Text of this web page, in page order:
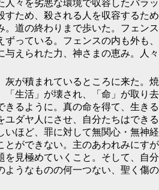
々を劣悪な環境で収容したバラ
すため、殺される人を収容するた
。道の終わりまで歩いた。フェン
ずっている。フェンスの内も外も
えられた力、神さまの恵み。人
灰が積まれているところに来た。
「生活」が壊され、「命」が取
るように。真の命を得て、生きる
ユダヤ人にさせ、自分たちはでき
いほど、罪に対して無関心・無神
とができない。主のあわれみにす
見極めていくこと。そして、自
ようなものの何一つない、聖く傷